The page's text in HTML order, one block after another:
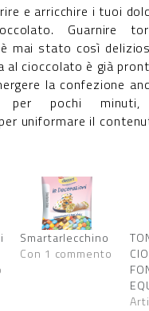
e arricchire i tuoi
Guarnire
mai stato così
al cioccolato è già
la confezione
per pochi minuti,
uniformare il
Smartarlecchino
Con 1 commento